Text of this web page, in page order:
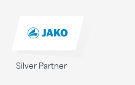
Silver Partner